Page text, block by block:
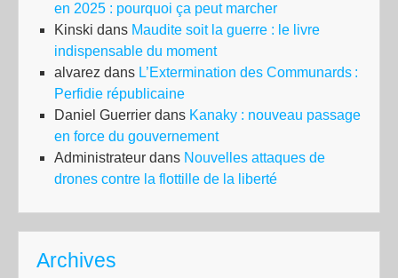
en 2025 : pourquoi ça peut marcher
Kinski dans Maudite soit la guerre : le livre
indispensable du moment
alvarez dans L’Extermination des Communards :
Perfidie républicaine
Daniel Guerrier dans Kanaky : nouveau passage
en force du gouvernement
Administrateur dans Nouvelles attaques de
drones contre la flottille de la liberté
Archives